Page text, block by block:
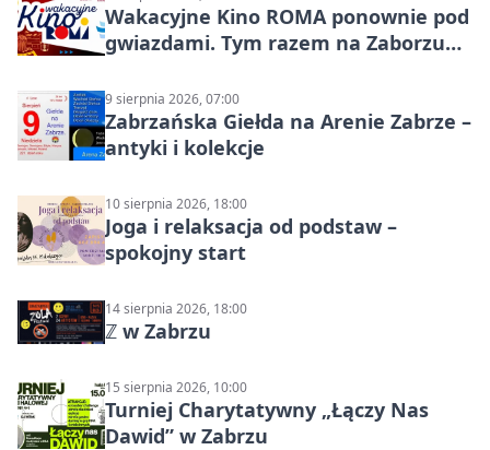
Wakacyjne Kino ROMA ponownie pod
gwiazdami. Tym razem na Zaborzu
9 sierpnia 2026, 07:00
Zabrzańska Giełda na Arenie Zabrze –
antyki i kolekcje
10 sierpnia 2026, 18:00
Joga i relaksacja od podstaw –
spokojny start
14 sierpnia 2026, 18:00
ℤ w Zabrzu
15 sierpnia 2026, 10:00
Turniej Charytatywny „Łączy Nas
Dawid” w Zabrzu